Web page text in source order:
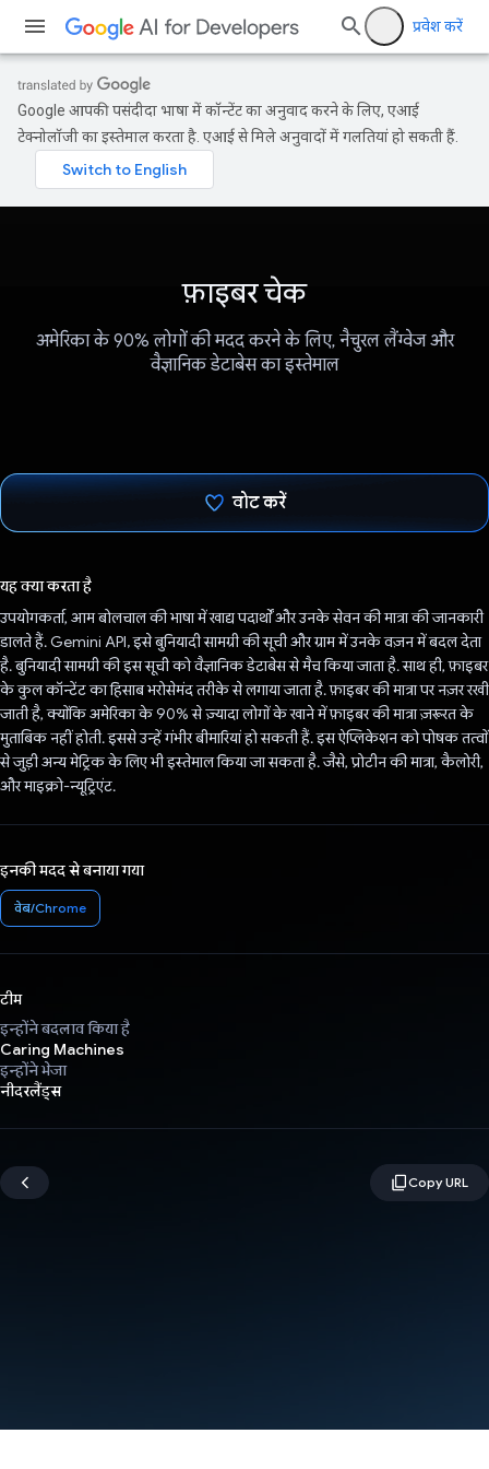
प्रवेश करें
Google आपकी पसंदीदा भाषा में कॉन्टेंट का अनुवाद करने के लिए, एआई
टेक्नोलॉजी का इस्तेमाल करता है. एआई से मिले अनुवादों में गलतियां हो सकती हैं.
फ़ाइबर चेक
अमेरिका के 90% लोगों की मदद करने के लिए, नैचुरल लैंग्वेज और
वैज्ञानिक डेटाबेस का इस्तेमाल
वोट करें
यह क्या करता है
उपयोगकर्ता, आम बोलचाल की भाषा में खाद्य पदार्थों और उनके सेवन की मात्रा की जानकारी
डालते हैं. Gemini API, इसे बुनियादी सामग्री की सूची और ग्राम में उनके वज़न में बदल देता
है. बुनियादी सामग्री की इस सूची को वैज्ञानिक डेटाबेस से मैच किया जाता है. साथ ही, फ़ाइबर
के कुल कॉन्टेंट का हिसाब भरोसेमंद तरीके से लगाया जाता है. फ़ाइबर की मात्रा पर नज़र रखी
जाती है, क्योंकि अमेरिका के 90% से ज़्यादा लोगों के खाने में फ़ाइबर की मात्रा ज़रूरत के
मुताबिक नहीं होती. इससे उन्हें गंभीर बीमारियां हो सकती हैं. इस ऐप्लिकेशन को पोषक तत्वों
से जुड़ी अन्य मेट्रिक के लिए भी इस्तेमाल किया जा सकता है. जैसे, प्रोटीन की मात्रा, कैलोरी,
और माइक्रो-न्यूट्रिएंट.
इनकी मदद से बनाया गया
वेब/Chrome
टीम
इन्होंने बदलाव किया है
Caring Machines
इन्होंने भेजा
नीदरलैंड्स